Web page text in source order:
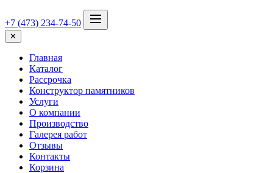
+7 (473) 234-74-50
✕
Главная
Каталог
Рассрочка
Конструктор памятников
Услуги
О компании
Производство
Галерея работ
Отзывы
Контакты
Корзина